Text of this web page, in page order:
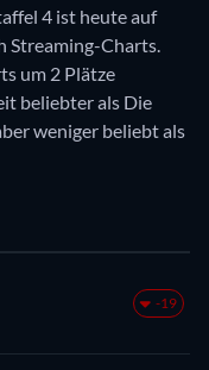
4 ist heute auf
Streaming-Charts.
um 2 Plätze
beliebter als Die
weniger beliebt als
-19